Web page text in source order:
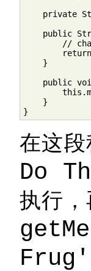
private
public
//
    }
public
    }
}
在这
Do
执行
Frug'